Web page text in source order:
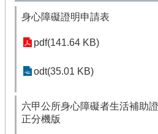
身心障礙證明申請表
pdf(141.64 KB)
odt(35.01 KB)
六甲公所身心障礙者生活補助
正分機版